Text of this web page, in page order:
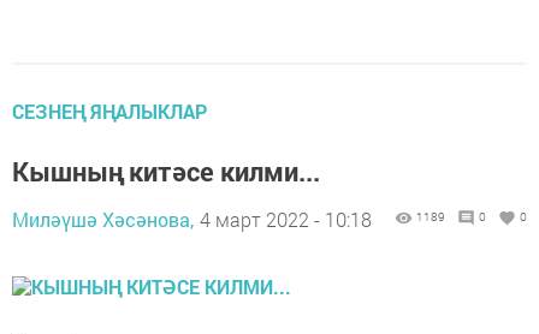
СЕЗНЕҢ ЯҢАЛЫКЛАР
Кышның китәсе килми...
Миләүшә Хәсәнова, 4 март 2022 - 10:18 1189 0 0